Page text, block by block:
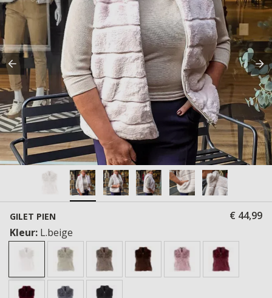
GILET PIEN
€ 44,99
Kleur: L.beige